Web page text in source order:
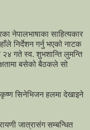
नेपालभाषाका साहित्यकार
निर्देशन गर्नु भएको नाटक
गते स्व. शुभशान्ति लुमन्ति
बसेको बैठकले सो
सिनेभिजन हलमा देखाइने
जात्रासंग सम्बन्धित